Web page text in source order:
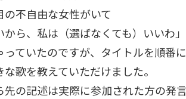
の不自由な女性がいて
から、私は（選ばなくても）いいわ」
っていたのですが、タイトルを順番
な歌を教えていただけました。
の記述は実際に参加された方の発